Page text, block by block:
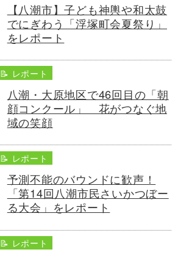
【八潮市】子ども神輿や和太鼓
でにぎわう「浮塚町会夏祭り」
をレポート
📝 レポート
八潮・大原地区で46回目の「朝
顔コンクール」 花がつなぐ地
域の笑顔
📝 レポート
予測不能のバウンドに歓声！
「第14回八潮市民さいかつぼー
る大会」をレポート
📝 レポート